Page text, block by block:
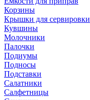
Корзины
Крышки для сервировки
Кувшины
Молочники
Палочки
Подиумы
Подносы
Подставки
Салатники
Салфетницы